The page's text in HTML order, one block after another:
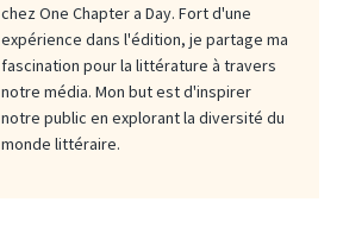
chez One Chapter a Day. Fort d'une
expérience dans l'édition, je partage ma
fascination pour la littérature à travers
notre média. Mon but est d'inspirer
notre public en explorant la diversité du
monde littéraire.